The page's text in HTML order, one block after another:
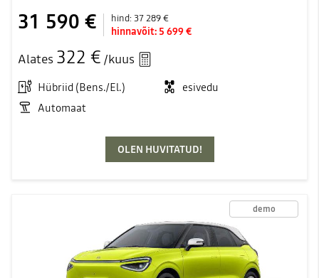
31 590 € hind:37 289 €
hinnavõit: 5 699 €
Alates 322 € /kuus
Hübriid (Bens./El.)
esivedu
Automaat
OLEN HUVITATUD!
demo